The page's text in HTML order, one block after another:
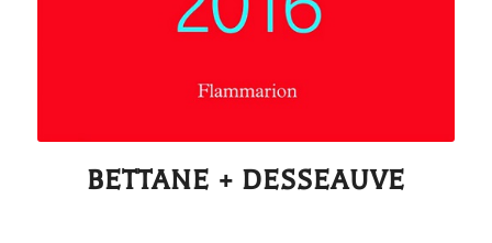
BETTANE + DESSEAUVE